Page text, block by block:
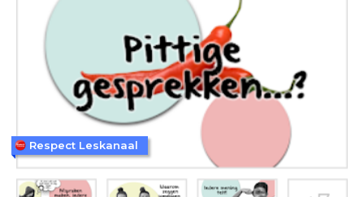
Respect Leskanaal